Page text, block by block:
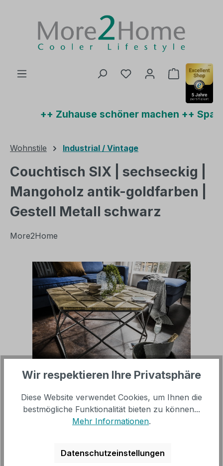
Du hast 0 Produkte
++ Zuhause schöner machen ++
Wohnstile Industrial / Vintage
Couchtisch SIX | sechseckig |
Mangoholz antik-goldfarben |
Gestell Metall schwarz
More2Home
399,00 €
inkl. MwSt, versandkostenfrei innerhalb Deutschland
Wir respektieren Ihre Privatsphäre
Diese Website verwendet Cookies, um Ihnen die
bestmögliche Funktionalität bieten zu können...
Mehr Informationen.
Datenschutzeinstellungen